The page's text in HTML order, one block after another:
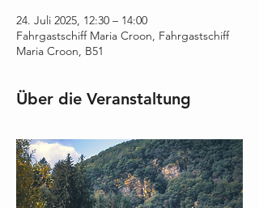
24. Juli 2025, 12:30 – 14:00
Fahrgastschiff Maria Croon, Fahrgastschiff
Maria Croon, B51
Über die Veranstaltung